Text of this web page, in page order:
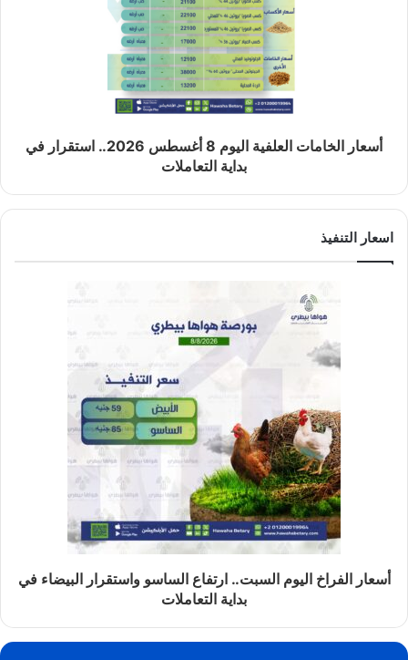
أسعار الخامات العلفية اليوم 8 أغسطس 2026.. استقرار في
بداية التعاملات
اسعار التنفيذ
أسعار الفراخ اليوم السبت.. ارتفاع الساسو واستقرار البيضاء في
بداية التعاملات